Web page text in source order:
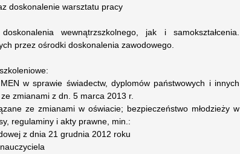
doskonalenie warsztatu pracy
wewnątrzszkolnego, jak i samokształcenia.
przez ośrodki doskonalenia zawodowego.
w sprawie świadectw, dyplomów państwowych i innych
zmianami z dn. 5 marca 2013 r.
ze zmianami w oświacie; bezpieczeństwo młodzieży w
regulaminy i akty prawne, min.:
z dnia 21 grudnia 2012 roku